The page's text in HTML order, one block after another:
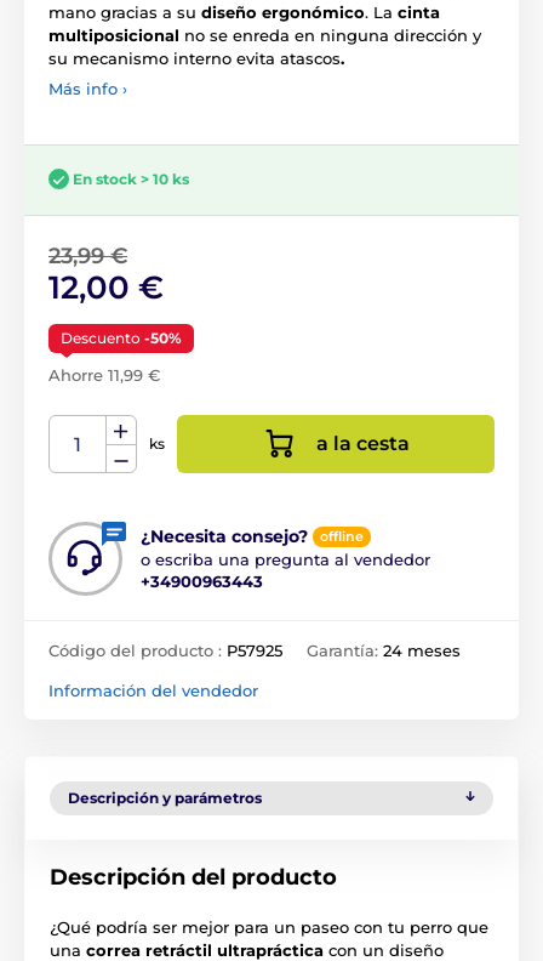
mano gracias a su diseño ergonómico. La cinta
multiposicional no se enreda en ninguna dirección y
su mecanismo interno evita atascos.
Más info ›
En stock > 10 ks
23,99 €
12,00 €
Descuento -50%
Ahorre 11,99 €
ks a la cesta
¿Necesita consejo? offline
o escriba una pregunta al vendedor
+34900963443
Código del producto : P57925 Garantía: 24 meses
Información del vendedor
Descripción y parámetros
Descripción del producto
¿Qué podría ser mejor para un paseo con tu perro que
una correa retráctil ultrapráctica con un diseño